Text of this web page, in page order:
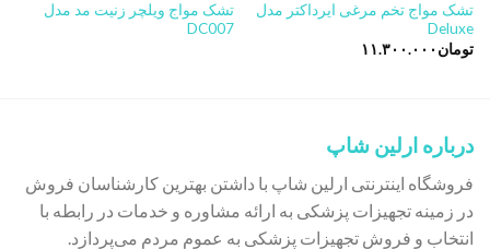
تشک مواج تخم مرغی ایرداکتر مدل
Deluxe
تومان ۱۱.۳۰۰.۰۰۰
تشک مواج ویلچر زنیت مد مدل
DC007
درباره ارلین شاپ
فروشگاه اینترنتی ارلین شاپ با داشتن بهترین کارشناسان فروش
در زمینه تجهیزات پزشکی به ارائه مشاوره و خدمات در رابطه با
انتخاب و فروش تجهیزات پزشکی به عموم مردم می‌پردازد.